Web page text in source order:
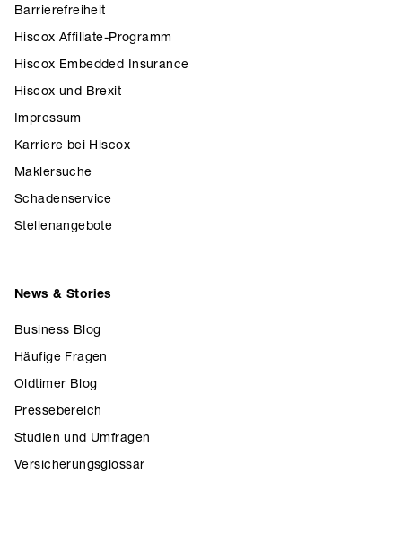
Barrierefreiheit
Hiscox Affiliate-Programm
Hiscox Embedded Insurance
Hiscox und Brexit
Impressum
Karriere bei Hiscox
Maklersuche
Schadenservice
Stellenangebote
News & Stories
Business Blog
Häufige Fragen
Oldtimer Blog
Pressebereich
Studien und Umfragen
Versicherungsglossar